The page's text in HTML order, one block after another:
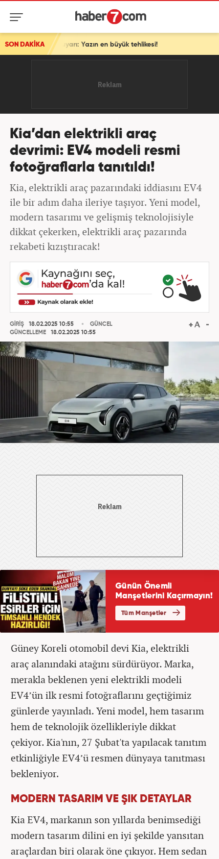
SON DAKİKA
Yazın en büyük tehlikesi!
Kia’dan elektrikli araç
devrimi: EV4 modeli resmi
fotoğraflarla tanıtıldı!
Kia, elektrikli araç pazarındaki iddiasını EV4
ile bir adım daha ileriye taşıyor. Yeni model,
modern tasarımı ve gelişmiş teknolojisiyle
dikkat çekerken, elektrikli araç pazarında
rekabeti kızıştıracak!
GİRİŞ
18.02.2025 10:55
GÜNCELLEME
18.02.2025 10:55
GÜNCEL
Güney Koreli otomobil devi Kia, elektrikli
araç alanındaki atağını sürdürüyor. Marka,
merakla beklenen yeni elektrikli modeli
EV4’ün ilk resmi fotoğraflarını geçtiğimiz
günlerde yayınladı. Yeni model, hem tasarım
hem de teknolojik özellikleriyle dikkat
çekiyor. Kia'nın, 27 Şubat'ta yapılacak tanıtım
etkinliğiyle EV4’ü resmen dünyaya tanıtması
bekleniyor.
MODERN TASARIM VE ŞIK DETAYLAR
Kia EV4, markanın son yıllarda benimsediği
modern tasarım dilini en iyi şekilde yansıtan
araçlardan biri olarak öne çıkıyor. Hem sedan